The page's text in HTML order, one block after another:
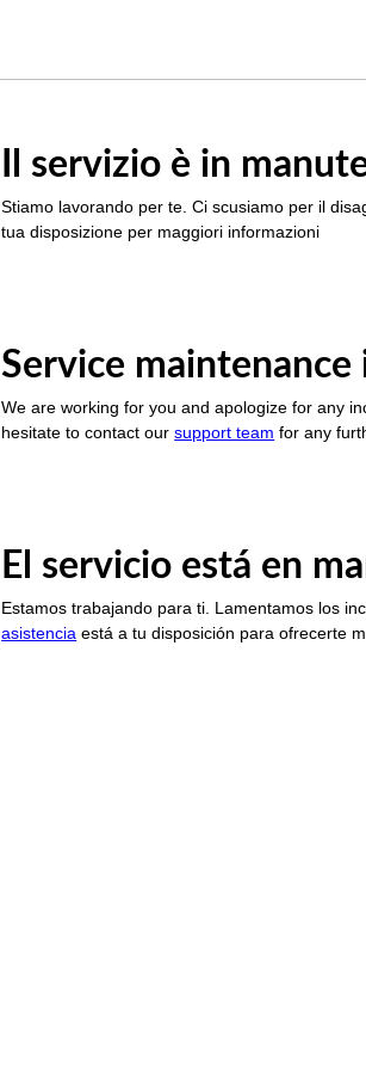
Il servizio è in
Stiamo lavorando per te. Ci scusiamo per il
tua disposizione per maggiori informazioni
Service maintenance
We are working for you and apologize for any
hesitate to contact oursupport team for any
El servicio está en
Estamos trabajando para ti. Lamentamos los
asistencia está a tu disposición para ofrecerte